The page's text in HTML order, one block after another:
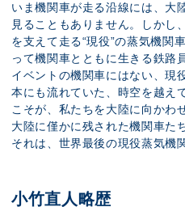
いま機関車が走る沿線には、大
見ることもありません。しかし
を支えて走る“現役”の蒸気機関
って機関車とともに生きる鉄路
イベントの機関車にはない、現
本にも流れていた、時空を越
こそが、私たちを大陸に向かわ
大陸に僅かに残された機関車た
それは、世界最後の現役蒸気機
小竹直人略歴